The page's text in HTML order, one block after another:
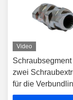
Video
Schraubsegment
zwei
für die
Kunststoffe